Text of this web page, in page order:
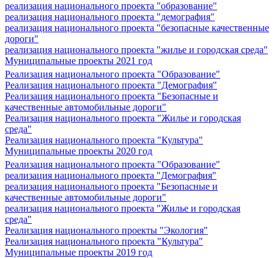
реализация национального проекта "образование"
реализация национального проекта "демография"
реализация национального проекта "безопасные качественные
дороги"
реализация национального проекта "жилье и городская среда"
Муниципальные проекты 2021 год
Реализация национального проекта "Образование"
Реализация национального проекта "Демография"
Реализация национального проекта "Безопасные и
качественные автомобильные дороги"
Реализация национального проекта "Жилье и городская
среда"
Реализация национального проекта "Культура"
Муниципальные проекты 2020 год
Реализация национального проекта "Образование"
реализация национального проекта "Демография"
реализация национального проекта "Безопасные и
качественные автомобильные дороги"
реализация национального проекта "Жилье и городская
среда"
Реализация национального проекты "Экология"
Реализация национального проекта "Культура"
Муниципальные проекты 2019 год